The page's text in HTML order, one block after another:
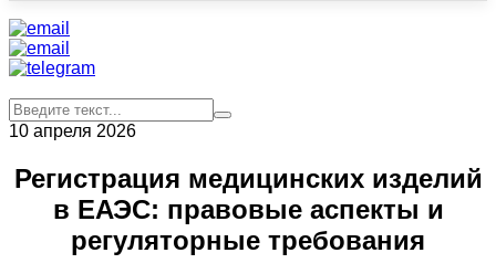
10 апреля 2026
Регистрация медицинских изделий
в ЕАЭС: правовые аспекты и
регуляторные требования